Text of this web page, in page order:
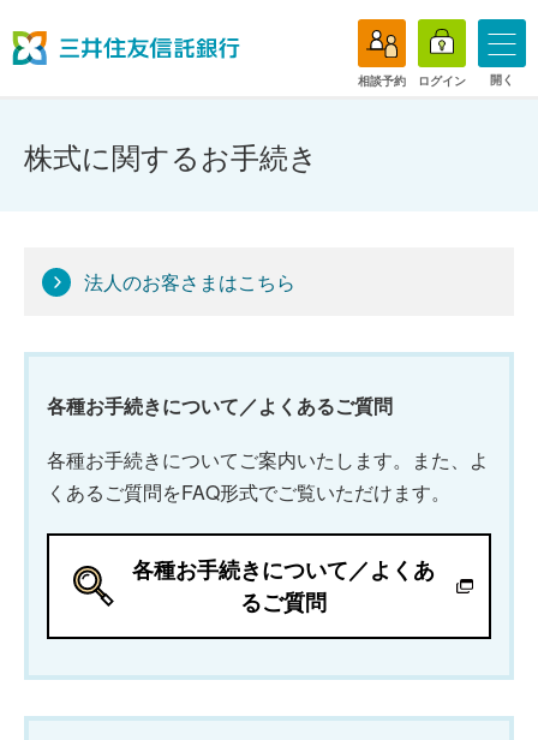
相談予約 ログイン 開く
株式に関するお手続き
法人のお客さまはこちら
各種お手続きについて／よくあるご質問
各種お手続きについてご案内いたします。また、よ
くあるご質問をFAQ形式でご覧いただけます。
各種お手続きについて／よくあ
るご質問